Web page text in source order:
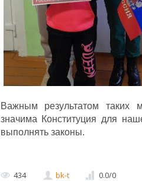
Важным результатом таких
значима Конституция для
выполнять законы.
434 bk-t 0.0/0